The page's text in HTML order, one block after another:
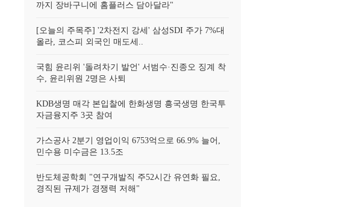
까지 장바구니에 홈플러스 담아달라"
[오늘의 주목주] '2차전지 강세' 삼성SDI 주가 7%대
올라, 코스피 외국인 매도세..
국힘 윤리위 '돌려차기 발언' 서범수·진종오 징계 착
수, 윤리위원 2명은 사퇴
KDB생명 매각 본입찰에 한화생명 흥국생명 한국투
자금융지주 3곳 참여
가스공사 2분기 영업이익 6753억으로 66.9% 늘어,
민수용 미수금은 13.5조
반도체공학회 "연구개발직 주52시간 유연화 필요,
경직된 규제가 경쟁력 저해"